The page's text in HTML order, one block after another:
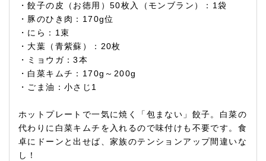
・餃子の皮（お徳用）50枚入（モンブラン）：1袋
・豚のひき肉：170g位
・にら：1束
・大葉（青紫蘇）：20枚
・ミョウガ：3本
・白菜キムチ：170g～200g
・ごま油：小さじ1
ホットプレートで一気に焼く「包まない」餃子。白菜の
代わりに白菜キムチを入れるので味付けも不要です。食
卓にドーンと出せば、家族のテンションアップ間違いな
し！